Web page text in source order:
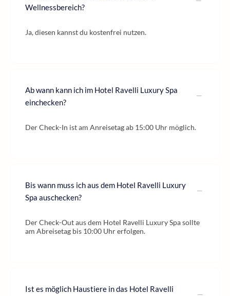
Wellnessbereich?
Ja, diesen kannst du kostenfrei nutzen.
Ab wann kann ich im Hotel Ravelli Luxury Spa
einchecken?
Der Check-In ist am Anreisetag ab 15:00 Uhr möglich.
Bis wann muss ich aus dem Hotel Ravelli Luxury
Spa auschecken?
Der Check-Out aus dem Hotel Ravelli Luxury Spa sollte
am Abreisetag bis 10:00 Uhr erfolgen.
Ist es möglich Haustiere in das Hotel Ravelli